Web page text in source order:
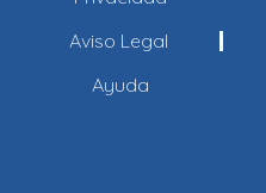
Aviso Legal
Ayuda